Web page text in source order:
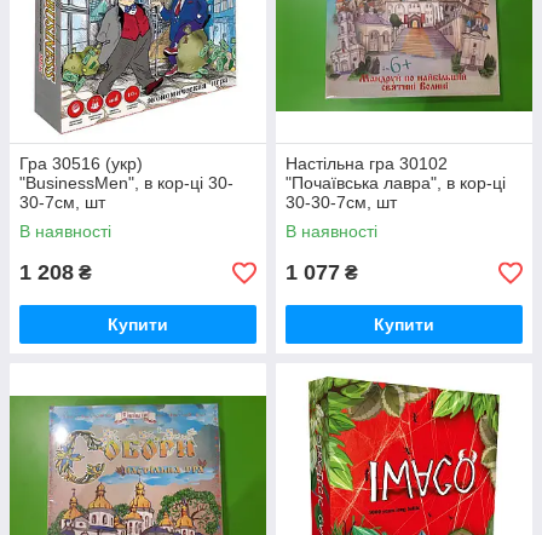
Гра 30516 (укр)
"BusinessMen", в кор-ці 30-
30-7см, шт
В наявності
1 208 ₴
Купити
Настільна гра 30102
"Почаївська лавра", в кор-ці
30-30-7см, шт
В наявності
1 077 ₴
Купити